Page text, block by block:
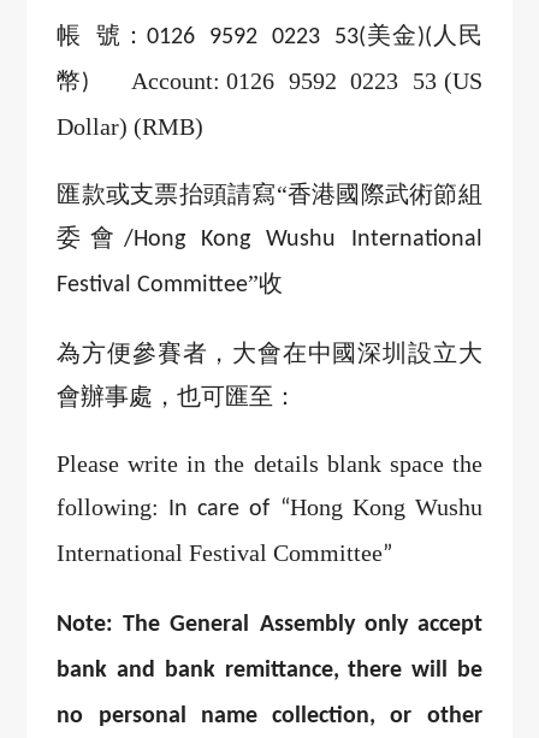
帳 號：0126 9592 0223 53(美金)( 人民
幣)
Account: 0126 9592 0223 53 (US
Dollar) (RMB)
匯款或支票抬頭請寫“香港國際武術節組
委會 /Hong Kong Wushu International
Festival Committee”收
為方便參賽者，大會在中國深圳設立大
會辦事處，也可匯至：
Please write in the details blank space the
following:
In care of “Hong Kong Wushu
International Festival Committee”
Note: The General Assembly only accept
bank and bank remittance, there will be
no personal name collection, or other